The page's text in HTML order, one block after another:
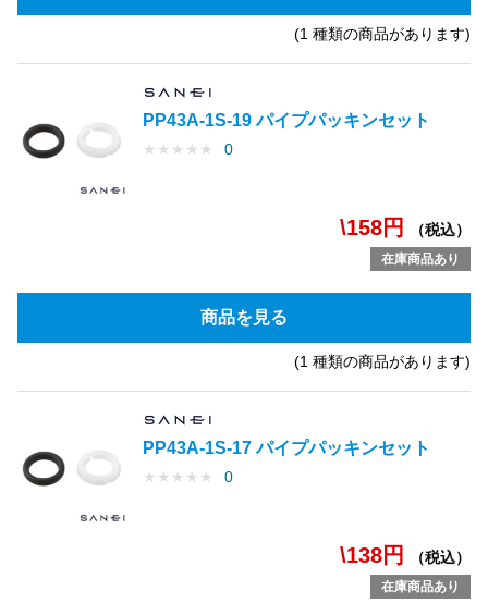
(1 種類の商品があります)
PP43A-1S-19 パイプパッキンセット
★ ★ ★ ★ ★ 0
\158円 （税込）
在庫商品あり
商品を見る
(1 種類の商品があります)
PP43A-1S-17 パイプパッキンセット
★ ★ ★ ★ ★ 0
\138円 （税込）
在庫商品あり